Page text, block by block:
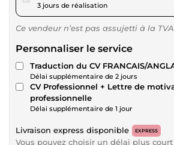
3 jours de réalisation
Ce vendeur n’est pas assujetti à la
Personnaliser le service
Traduction du CV FRANCAIS/
Délai supplémentaire de 2 jours
CV Professionnel + Lettre de
professionnelle
Délai supplémentaire de 1 jour
Livraison express disponible EXPRESS
Vous pouvez choisir un délai plus